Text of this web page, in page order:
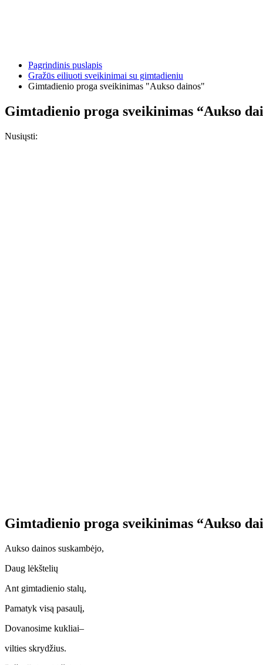
Pagrindinis puslapis
Gražūs eiliuoti sveikinimai su gimtadieniu
Gimtadienio proga sveikinimas "Aukso dainos"
Gimtadienio proga sveikinimas “Aukso
Nusiųsti:
Gimtadienio proga sveikinimas “Aukso
Aukso dainos suskambėjo,
Daug lėkštelių
Ant gimtadienio stalų,
Pamatyk visą pasaulį,
Dovanosime kukliai–
vilties skrydžius.